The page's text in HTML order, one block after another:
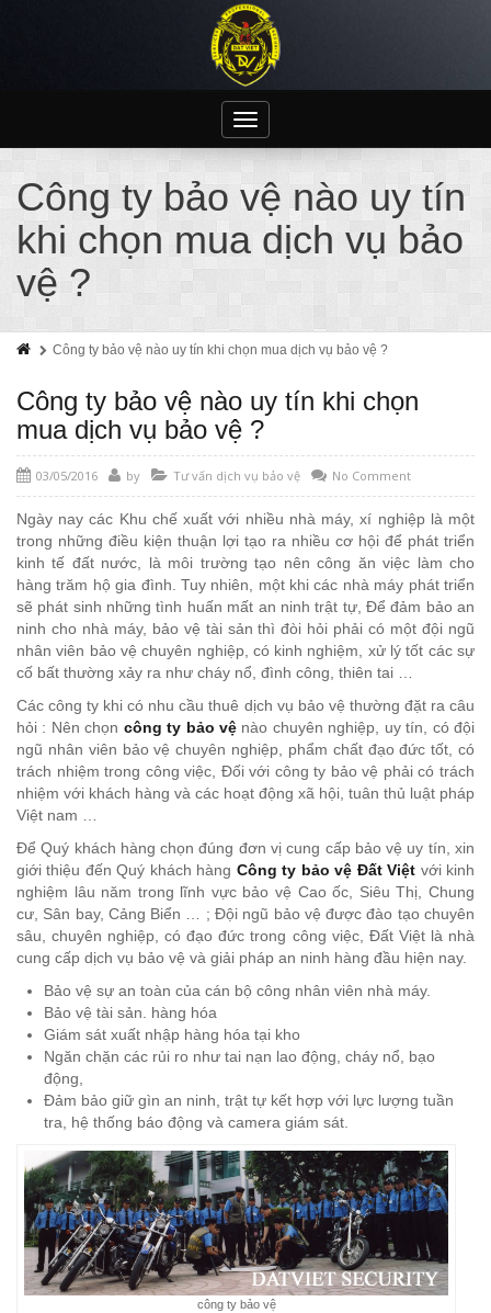
Toggle
navigation
Công ty bảo vệ nào uy tín
khi chọn mua dịch vụ bảo
vệ ?
Công ty bảo vệ nào uy tín khi chọn mua dịch vụ bảo vệ ?
Công ty bảo vệ nào uy tín khi chọn
mua dịch vụ bảo vệ ?
03/05/2016 by Tư vấn dịch vụ bảo vệ No Comment
Ngày nay các Khu chế xuất với nhiều nhà máy, xí nghiệp là một
trong những điều kiện thuận lợi tạo ra nhiều cơ hội để phát triển
kinh tế đất nước, là môi trường tạo nên công ăn việc làm cho
hàng trăm hộ gia đình. Tuy nhiên, một khi các nhà máy phát triển
sẽ phát sinh những tình huấn mất an ninh trật tự, Để đảm bảo an
ninh cho nhà máy, bảo vệ tài sản thì đòi hỏi phải có một đội ngũ
nhân viên bảo vệ chuyên nghiệp, có kinh nghiệm, xử lý tốt các sự
cố bất thường xảy ra như cháy nổ, đình công, thiên tai …
Các công ty khi có nhu cầu thuê dịch vụ bảo vệ thường đặt ra câu
hỏi : Nên chọn công ty bảo vệ nào chuyên nghiệp, uy tín, có đội
ngũ nhân viên bảo vệ chuyên nghiệp, phẩm chất đạo đức tốt, có
trách nhiệm trong công việc, Đối với công ty bảo vệ phải có trách
nhiệm với khách hàng và các hoạt động xã hội, tuân thủ luật pháp
Việt nam …
Để Quý khách hàng chọn đúng đơn vị cung cấp bảo vệ uy tín, xin
giới thiệu đến Quý khách hàng Công ty bảo vệ Đất Việt với kinh
nghiệm lâu năm trong lĩnh vực bảo vệ Cao ốc, Siêu Thị, Chung
cư, Sân bay, Cảng Biển … ; Đội ngũ bảo vệ được đào tạo chuyên
sâu, chuyên nghiệp, có đạo đức trong công việc, Đất Việt là nhà
cung cấp dịch vụ bảo vệ và giải pháp an ninh hàng đầu hiện nay.
Bảo vệ sự an toàn của cán bộ công nhân viên nhà máy.
Bảo vệ tài sản. hàng hóa
Giám sát xuất nhập hàng hóa tại kho
Ngăn chặn các rủi ro như tai nạn lao động, cháy nổ, bạo
động,
Đảm bảo giữ gìn an ninh, trật tự kết hợp với lực lượng tuần
tra, hệ thống báo động và camera giám sát.
công ty bảo vệ